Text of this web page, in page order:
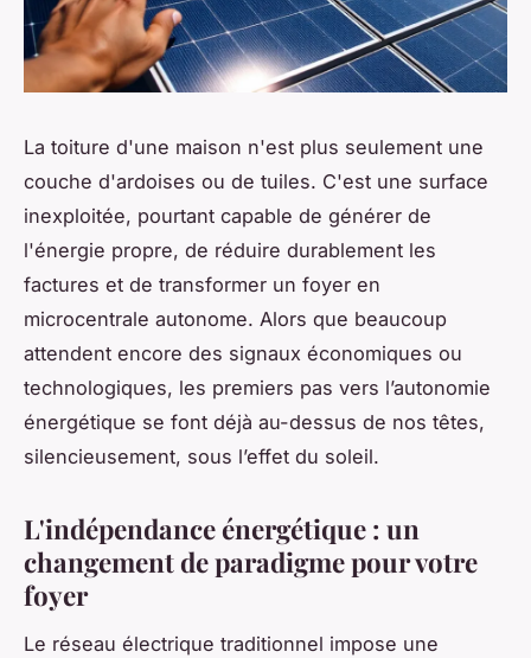
La toiture d'une maison n'est plus seulement une
couche d'ardoises ou de tuiles. C'est une surface
inexploitée, pourtant capable de générer de
l'énergie propre, de réduire durablement les
factures et de transformer un foyer en
microcentrale autonome. Alors que beaucoup
attendent encore des signaux économiques ou
technologiques, les premiers pas vers l’autonomie
énergétique se font déjà au-dessus de nos têtes,
silencieusement, sous l’effet du soleil.
L'indépendance énergétique : un
changement de paradigme pour votre
foyer
Le réseau électrique traditionnel impose une